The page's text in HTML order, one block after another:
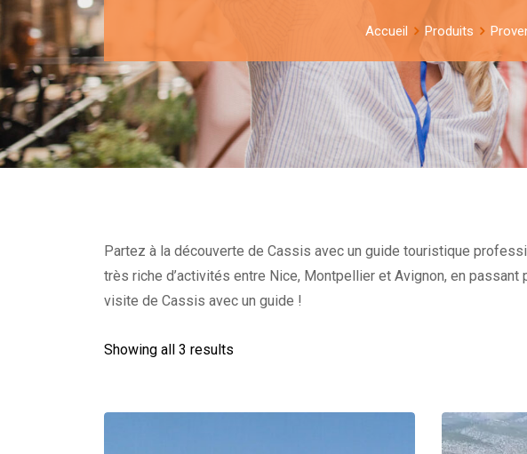
Accueil Produits
Partez à la découverte de Cassis avec un guide touristique
très riche d’activités entre Nice, Montpellier et Avignon, en
visite de Cassis avec un guide !
Showing all 3 results